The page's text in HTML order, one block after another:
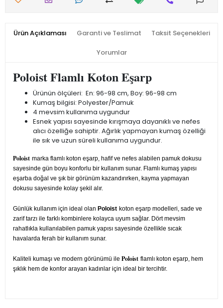
Ürün Açıklaması Garanti ve Teslimat Taksit Seçenekleri
Yorumlar
Poloist Flamlı Koton Eşarp
Ürünün ölçüleri: En: 96-98 cm, Boy: 96-98 cm
Kumaş bilgisi: Polyester/Pamuk
4 mevsim kullanıma uygundur
Esnek yapısı sayesinde kırışmaya dayanıklı ve nefes
alıcı özelliğe sahiptir. Ağırlık yapmayan kumaş özelliği
ile sık ve uzun süreli kullanıma uygundur.
Poloist marka flamlı koton eşarp, hafif ve nefes alabilen pamuk dokusu
sayesinde gün boyu konforlu bir kullanım sunar. Flamlı kumaş yapısı
eşarba doğal ve şık bir görünüm kazandırırken, kayma yapmayan
dokusu sayesinde kolay şekil alır.
Günlük kullanım için ideal olan Poloist koton eşarp modelleri, sade ve
zarif tarzı ile farklı kombinlere kolayca uyum sağlar. Dört mevsim
rahatlıkla kullanılabilen pamuk yapısı sayesinde özellikle sıcak
havalarda ferah bir kullanım sunar.
Kaliteli kumaşı ve modern görünümü ile Poloist flamlı koton eşarp, hem
şıklık hem de konfor arayan kadınlar için ideal bir tercihtir.